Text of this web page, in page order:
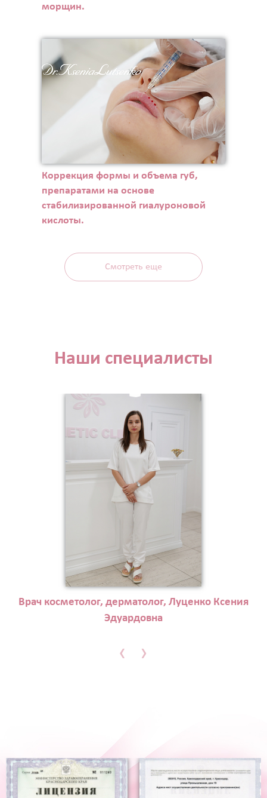
морщин.
Коррекция формы и объема губ,
препаратами на основе
стабилизированной гиалуроновой
кислоты.
Смотреть еще
Наши специалисты
Врач косметолог, дерматолог, Луценко Ксения
Эдуардовна
‹ ›